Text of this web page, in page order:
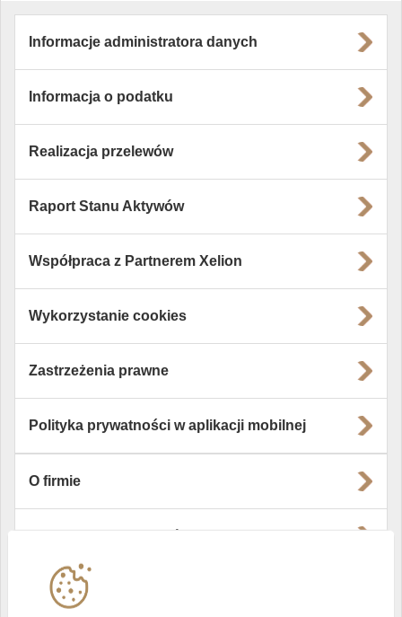
Informacje administratora danych
Informacja o podatku
Realizacja przelewów
Raport Stanu Aktywów
Współpraca z Partnerem Xelion
Wykorzystanie cookies
Zastrzeżenia prawne
Polityka prywatności w aplikacji mobilnej
O firmie
Instytucje współpracujące